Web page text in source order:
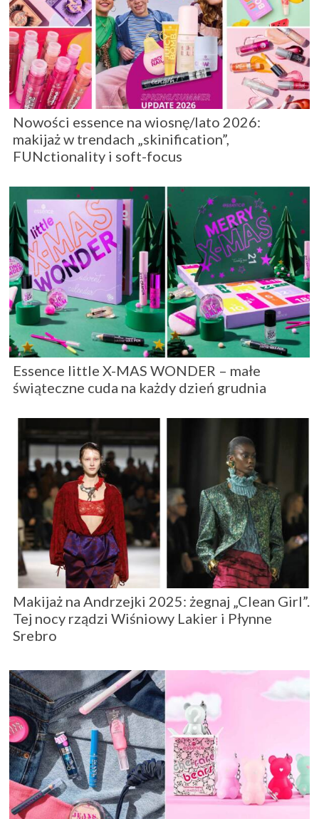
Nowości essence na wiosnę/lato 2026:
makijaż w trendach „skinification”,
FUNctionality i soft-focus
Essence little X-MAS WONDER – małe
świąteczne cuda na każdy dzień grudnia
Makijaż na Andrzejki 2025: żegnaj „Clean Girl”.
Tej nocy rządzi Wiśniowy Lakier i Płynne
Srebro